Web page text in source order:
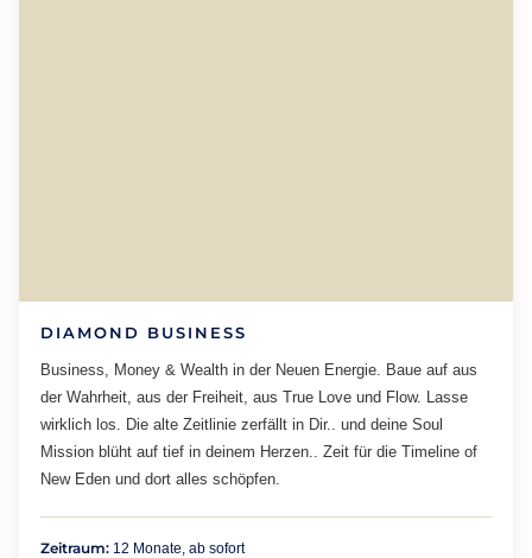
DIAMOND BUSINESS
Business, Money & Wealth in der Neuen Energie. Baue auf aus
der Wahrheit, aus der Freiheit, aus True Love und Flow. Lasse
wirklich los. Die alte Zeitlinie zerfällt in Dir.. und deine Soul
Mission blüht auf tief in deinem Herzen.. Zeit für die Timeline of
New Eden und dort alles schöpfen.
Zeitraum: 12 Monate, ab sofort